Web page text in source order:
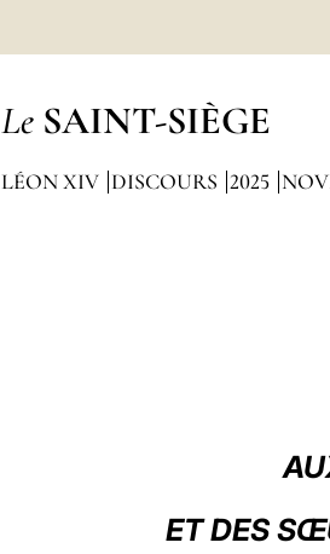
Le SAINT-SIÈGE
LÉON XIV DISCOURS 2025
ET DES